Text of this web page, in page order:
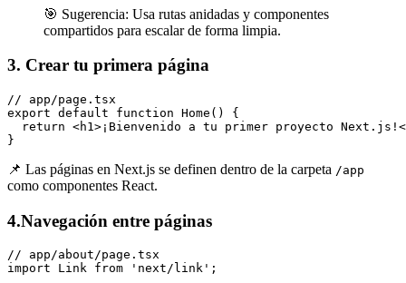
🎯 Sugerencia: Usa rutas anidadas y componentes
compartidos para escalar de forma limpia.
3. Crear tu primera página
// app/page.tsx
export default function Home() {
return <h1>¡Bienvenido a tu primer proyecto
}
📌 Las páginas en Next.js se definen dentro de la carpeta /app
como componentes React.
4.Navegación entre páginas
// app/about/page.tsx
import Link from 'next/link';